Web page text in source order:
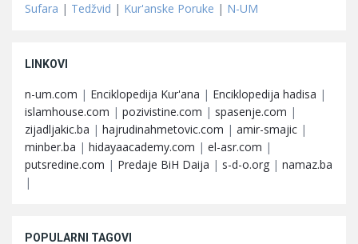
Sufara | Tedžvid | Kur'anske Poruke | N-UM
LINKOVI
n-um.com | Enciklopedija Kur'ana | Enciklopedija hadisa |
islamhouse.com | pozivistine.com | spasenje.com |
zijadljakic.ba | hajrudinahmetovic.com | amir-smajic |
minber.ba | hidayaacademy.com | el-asr.com |
putsredine.com | Predaje BiH Daija | s-d-o.org | namaz.ba
|
POPULARNI TAGOVI